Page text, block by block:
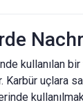
kullanılan
Karbür